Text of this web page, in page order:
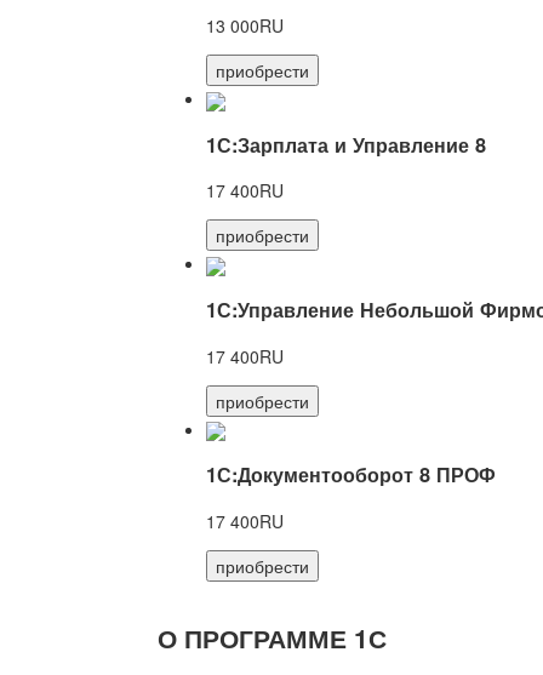
13 000RU
приобрести
1С:Зарплата и Управление 8
17 400RU
приобрести
1С:Управление Небольшой
17 400RU
приобрести
1С:Документооборот 8 ПРОФ
17 400RU
приобрести
О ПРОГРАММЕ 1С